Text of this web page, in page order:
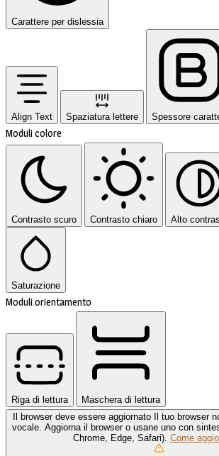
Carattere per dislessia
Align Text Spaziatura lettere Spessore
Moduli colore
Contrasto scuro Contrasto chiaro Alto
Saturazione
Moduli orientamento
Riga di lettura
Maschera di lettura
Il browser deve essere aggiornato Il tuo browser
vocale. Aggiorna il browser o usane uno con
Chrome, Edge, Safari). Come